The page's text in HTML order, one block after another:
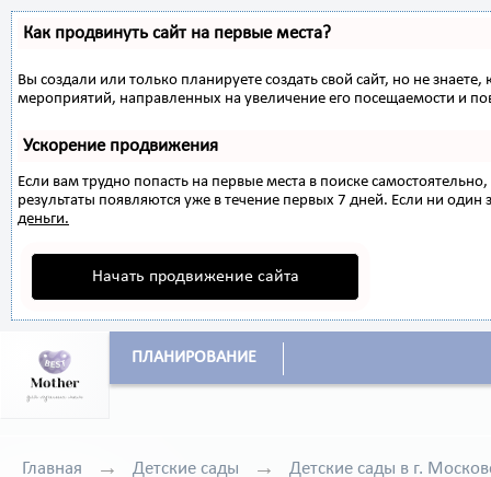
Как продвинуть сайт на первые места?
Вы создали или только планируете создать свой сайт, но не
мероприятий, направленных на увеличение его посещаемости и
Ускорение продвижения
Если вам трудно попасть на первые места в поиске
результаты появляются уже в течение первых 7 дней. Если ни один
деньги.
Начать продвижение сайта
ПЛАНИРОВАНИЕ
Главная Детские сады Детские сады в г.